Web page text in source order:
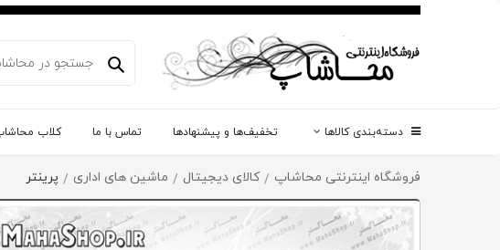
دسته‌بندی کالاها تخفیف‌ها و پیشنهادها تماس با ما کلاب
فروشگاه اینترنتی محاشاپ / کالای دیجیتال / ماشین های اداری / پرینتر